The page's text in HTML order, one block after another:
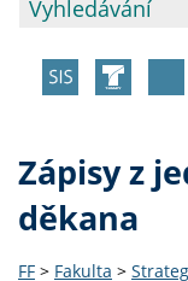
Zápisy z
děkana
FF > Fakulta >